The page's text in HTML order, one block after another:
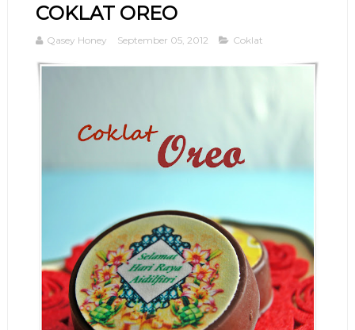
COKLAT OREO
Qasey Honey September 05, 2012 Coklat